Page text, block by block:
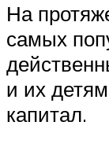
На
самых
и их
капитал.